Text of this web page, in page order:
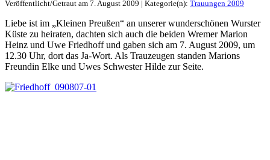
Veröffentlicht/Getraut am 7. August 2009 | Kategorie(n): Trauungen 2009
Liebe ist im „Kleinen Preußen“ an unserer wunderschönen Wurster
Küste zu heiraten, dachten sich auch die beiden Wremer Marion
Heinz und Uwe Friedhoff und gaben sich am 7. August 2009, um
12.30 Uhr, dort das Ja-Wort. Als Trauzeugen standen Marions
Freundin Elke und Uwes Schwester Hilde zur Seite.